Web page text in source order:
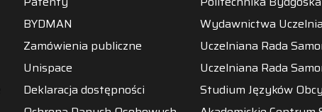
BYDMAN
Zamówienia publiczne
Unispace
Deklaracja dostępności
Wydawnictwa
Uczelniana Rada
Uczelniana Rada
Studium Języków